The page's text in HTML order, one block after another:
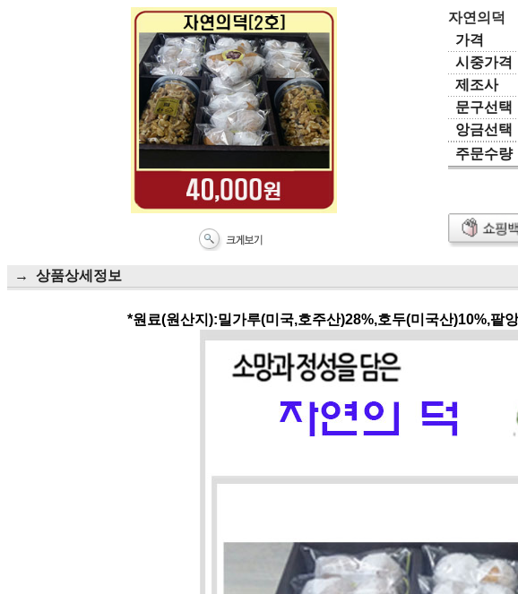
자연의덕
가격
시중가격
제조사
문구선택
앙금선택
주문수량
→ 상품상세정보
*원료(원산지):밀가루(미국,호주산)28%,호두(미국산)10%,팥